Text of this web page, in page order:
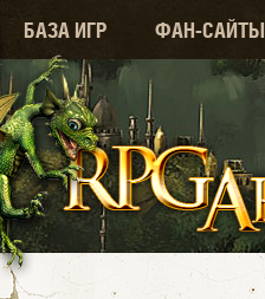
БАЗА ИГР ФАН-САЙТЫ